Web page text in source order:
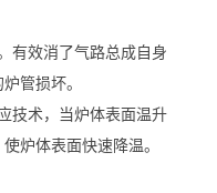
有效消了气路总成自身
管损坏。
技术，当炉体表面温升
炉体表面快速降温。